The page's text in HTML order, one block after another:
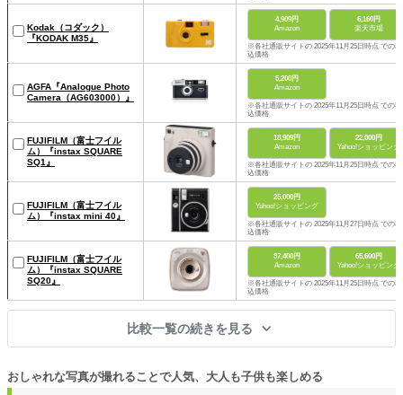
Kodak（コダック）
『KODAK M35』
4,909円
Amazon
6,160円
楽天市場
※各社通販サイトの 2025年11月25日時点 での税
込価格
AGFA『Analogue Photo
Camera（AG603000）』
5,200円
Amazon
※各社通販サイトの 2025年11月25日時点 での税
込価格
FUJIFILM（富士フイル
ム）『instax SQUARE
SQ1』
18,909円
Amazon
22,000円
Yahoo!ショッピング
※各社通販サイトの 2025年11月25日時点 での税
込価格
FUJIFILM（富士フイル
ム）『instax mini 40』
25,000円
Yahoo!ショッピング
※各社通販サイトの 2025年11月27日時点 での税
込価格
FUJIFILM（富士フイル
ム）『instax SQUARE
SQ20』
37,400円
Amazon
65,600円
Yahoo!ショッピング
※各社通販サイトの 2025年11月25日時点 での税
込価格
比較一覧の続きを見る
おしゃれな写真が撮れることで人気、大人も子供も楽しめる